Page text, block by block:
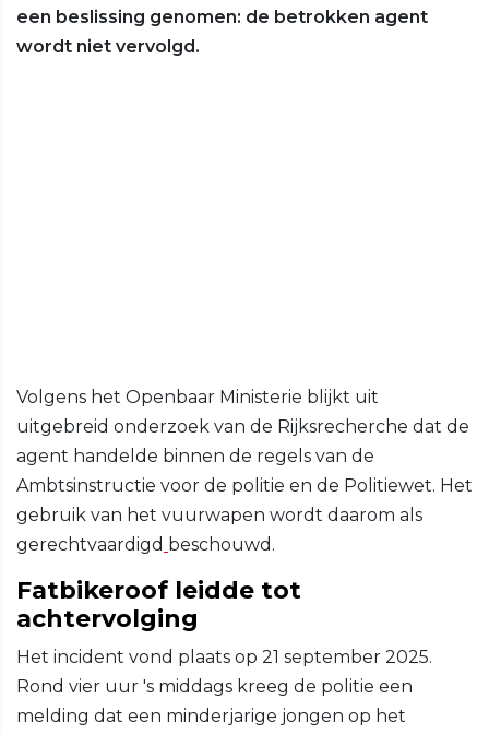
een beslissing genomen: de betrokken agent
wordt niet vervolgd.
Volgens het Openbaar Ministerie blijkt uit
uitgebreid onderzoek van de Rijksrecherche dat de
agent handelde binnen de regels van de
Ambtsinstructie voor de politie en de Politiewet. Het
gebruik van het vuurwapen wordt daarom als
gerechtvaardigd beschouwd.
Fatbikeroof leidde tot
achtervolging
Het incident vond plaats op 21 september 2025.
Rond vier uur 's middags kreeg de politie een
melding dat een minderjarige jongen op het